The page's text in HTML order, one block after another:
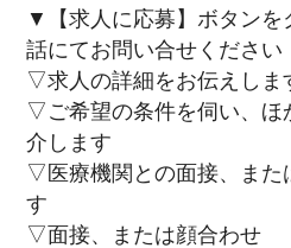
▼【求人に応募】ボタンを
話にてお問い合せください
▽求人の詳細をお伝えしま
▽ご希望の条件を伺い、ほ
介します
▽医療機関との面接、また
す
▽面接、または顔合わせ